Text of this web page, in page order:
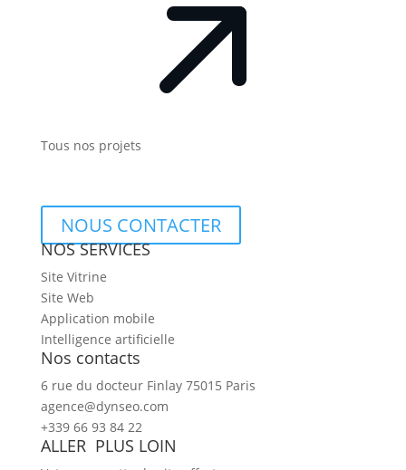
Tous nos projets
NOUS CONTACTER
NOS SERVICES
Site Vitrine
Site Web
Application mobile
Intelligence artificielle
Nos contacts
6 rue du docteur Finlay 75015 Paris
agence@dynseo.com
+339 66 93 84 22
ALLER PLUS LOIN